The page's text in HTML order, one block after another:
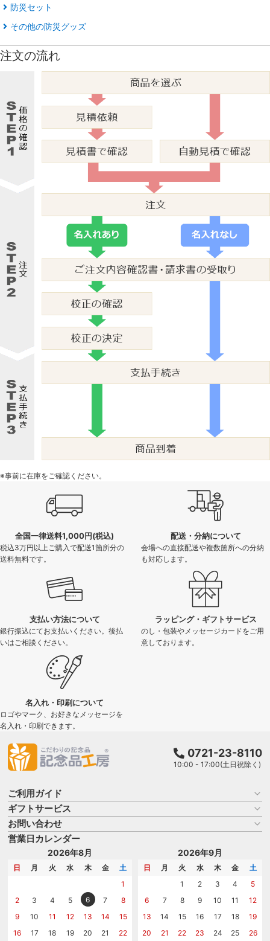
防災セット
その他の防災グッズ
注文の流れ
※事前に在庫をご確認ください。
全国一律送料1,000円(税込)
税込3万円以上ご購入で配送1箇所分の
送料無料です。
配送・分納について
会場への直接配送や複数箇所への分納
も対応します。
支払い方法について
銀行振込にてお支払いください。後払
いはご相談ください。
ラッピング・ギフトサービス
のし・包装やメッセージカードをご用
意しております。
名入れ・印刷について
ロゴやマーク、お好きなメッセージを
名入れ・印刷できます。
0721-23-8110
10:00 - 17:00(土日祝除く)
ご利用ガイド
お買い物ガイド
よくある質問
はじめての記念品選び
記念品工房の使い方
ギフトサービス
名入れについて
のし
メッセージカード
お問い合わせ
商品選びを相談する
名入れについて相談する
カタログを請求する
営業日カレンダー
2026年8月
日 月 火 水 木 金
土
1
2
3 4 5 6 7
8
9
10 11 12 13 14
15
16
17 18 19 20 21 22
2026年9月
日 月 火 水 木 金
土
1
2 3 4
5
6
7 8 9 10 11
12
13
14 15 16 17 18
19
20
21 22 23 24 25 26